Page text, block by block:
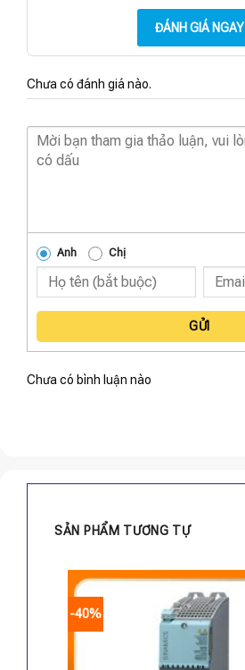
ĐÁNH GIÁ NGAY
Chưa có đánh giá nào.
Anh Chị
GỬI
Chưa có bình luận nào
SẢN PHẨM TƯƠNG TỰ
-40%